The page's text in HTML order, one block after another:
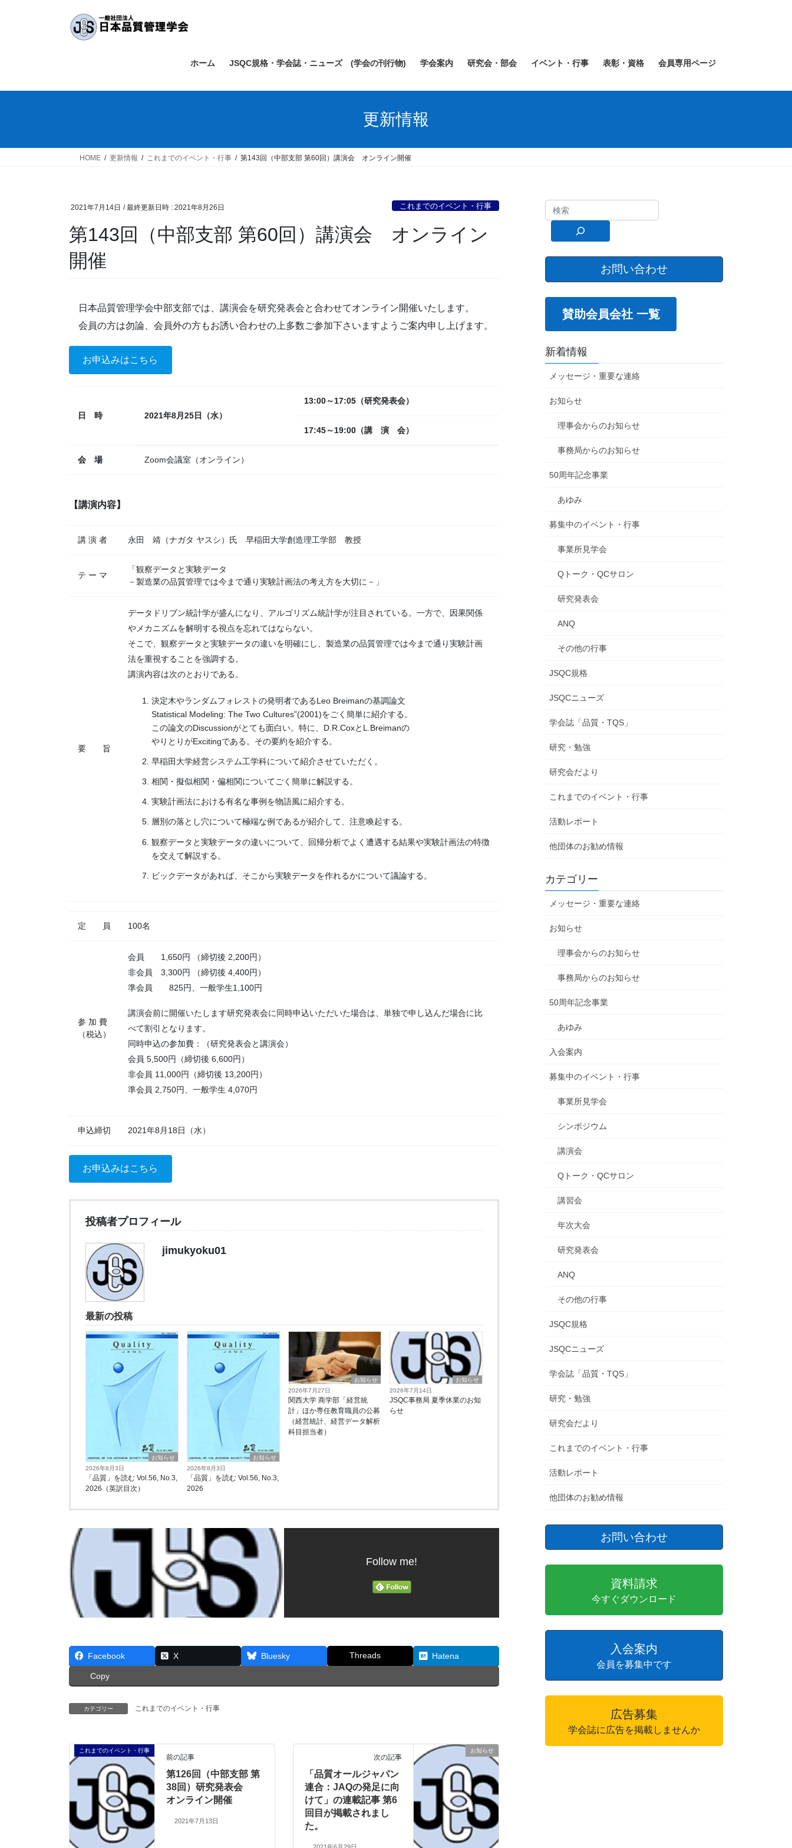
ス
ン
ホーム JSQC規格・学会誌・ニューズ (学会の刊行物) 学会案内 研究会・部会 イベント・行事 表彰・資格 会員専用ページ
更新情報
HOME 更新情報 これまでのイベント・行事 第143回（中部支部 第60回）講演会 オンライン開催
2021年7月14日 / 最終更新日時 : 2021年8月26日 これまでのイベント・行事
第143回（中部支部 第60回）講演会 オンライン
開催
日本品質管理学会中部支部では、講演会を研究発表会と合わせてオンライン開催いたします。
会員の方は勿論、会員外の方もお誘い合わせの上多数ご参加下さいますようご案内申し上げます。
お申込みはこちら
日 時 2021年8月25日（水）
13:00～17:05（研究発表会）
17:45～19:00（講 演 会）
会 場 Zoom会議室（オンライン）
【講演内容】
講 演 者 永田 靖（ナガタ ヤスシ）氏 早稲田大学創造理工学部 教授
テ ー マ
「観察データと実験データ
－製造業の品質管理では今まで通り実験計画法の考え方を大切に－」
要 旨
データドリブン統計学が盛んになり、アルゴリズム統計学が注目されている。一方で、因果関係
やメカニズムを解明する視点を忘れてはならない。
そこで、観察データと実験データの違いを明確にし、製造業の品質管理では今まで通り実験計画
法を重視することを強調する。
講演内容は次のとおりである。
決定木やランダムフォレストの発明者であるLeo Breimanの基調論文
Statistical Modeling: The Two Cultures”(2001)をごく簡単に紹介する。
この論文のDiscussionがとても面白い。特に、D.R.CoxとL.Breimanの
やりとりがExcitingである。その要約を紹介する。
早稲田大学経営システム工学科について紹介させていただく。
相関・擬似相関・偏相関についてごく簡単に解説する。
実験計画法における有名な事例を物語風に紹介する。
層別の落とし穴について極端な例であるが紹介して、注意喚起する。
観察データと実験データの違いについて、回帰分析でよく遭遇する結果や実験計画法の特徴
を交えて解説する。
ビックデータがあれば、そこから実験データを作れるかについて議論する。
定 員 100名
参 加 費
（税込）
会員 1,650円 （締切後 2,200円）
非会員 3,300円 （締切後 4,400円）
準会員 825円、一般学生1,100円
講演会前に開催いたします研究発表会に同時申込いただいた場合は、単独で申し込んだ場合に比
べて割引となります。
同時申込の参加費：（研究発表会と講演会）
会員 5,500円（締切後 6,600円）
非会員 11,000円（締切後 13,200円）
準会員 2,750円、一般学生 4,070円
申込締切 2021年8月18日（水）
お申込みはこちら
投稿者プロフィール
jimukyoku01
最新の投稿
お知らせ
2026年8月3日
「品質」を読む Vol.56, No.3,
2026（英訳目次）
お知らせ
2026年8月3日
「品質」を読む Vol.56, No.3,
2026
お知らせ
2026年7月27日
関西大学 商学部「経営統
計」ほか専任教育職員の公募
（経営統計、経営データ解析
科目担当者）
お知らせ
2026年7月14日
JSQC事務局 夏季休業のお知
らせ
Follow me!
Facebook X Bluesky Threads Hatena
Copy
カテゴリー これまでのイベント・行事
これまでのイベント・行事
前の記事
第126回（中部支部 第
38回）研究発表会
オンライン開催
2021年7月13日
お知らせ
次の記事
「品質オールジャパン
連合：JAQの発足に向
けて」の連載記事 第6
回目が掲載されまし
た。
お問い合わせ
賛助会員会社 一覧
新着情報
メッセージ・重要な連絡
お知らせ
理事会からのお知らせ
事務局からのお知らせ
50周年記念事業
あゆみ
募集中のイベント・行事
事業所見学会
Qトーク・QCサロン
研究発表会
ANQ
その他の行事
JSQC規格
JSQCニューズ
学会誌「品質・TQS」
研究・勉強
研究会だより
これまでのイベント・行事
活動レポート
他団体のお勧め情報
カテゴリー
メッセージ・重要な連絡
お知らせ
理事会からのお知らせ
事務局からのお知らせ
50周年記念事業
あゆみ
入会案内
募集中のイベント・行事
事業所見学会
シンポジウム
講演会
Qトーク・QCサロン
講習会
年次大会
研究発表会
ANQ
その他の行事
JSQC規格
JSQCニューズ
学会誌「品質・TQS」
研究・勉強
研究会だより
これまでのイベント・行事
活動レポート
他団体のお勧め情報
お問い合わせ
資料請求
今すぐダウンロード
入会案内
会員を募集中です
広告募集
学会誌に広告を掲載しませんか